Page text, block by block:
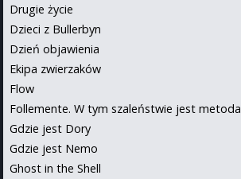
Drugie życie
Dzieci z Bullerbyn
Dzień objawienia
Ekipa zwierzaków
Flow
Follemente. W tym szaleństwie jest metoda
Gdzie jest Dory
Gdzie jest Nemo
Ghost in the Shell